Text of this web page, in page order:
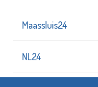
Maassluis24
NL24